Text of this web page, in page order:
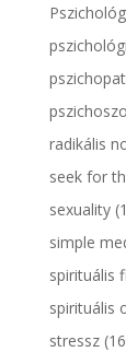
radikális
seek for
sexuality
simple
spirituális
spirituális
stressz